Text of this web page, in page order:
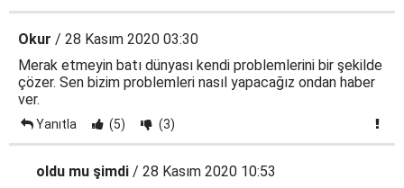
Okur / 28 Kasım 2020 03:30
Merak etmeyin batı dünyası kendi problemlerini bir şekilde
çözer. Sen bizim problemleri nasıl yapacağız ondan haber
ver.
Yanıtla (5) (3)
oldu mu şimdi / 28 Kasım 2020 10:53